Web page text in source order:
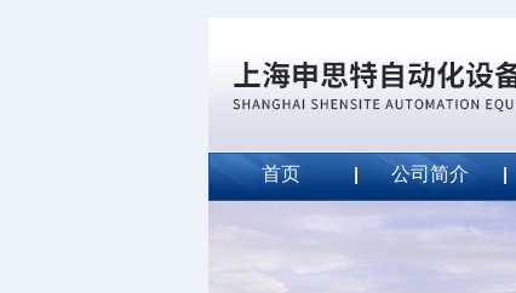
首页 公司简介